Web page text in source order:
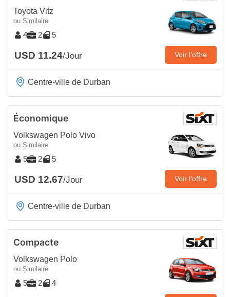
Toyota Vitz
ou Similaire
4 2 5
USD 11.24/Jour Voir l’offre
Centre-ville de Durban
Économique
Volkswagen Polo Vivo
ou Similaire
5 2 5
USD 12.67/Jour Voir l’offre
Centre-ville de Durban
Compacte
Volkswagen Polo
ou Similaire
5 2 4